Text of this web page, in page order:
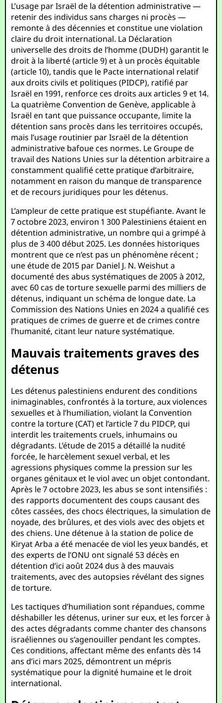
L’usage par Israël de la détention administrative —
retenir des individus sans charges ni procès —
remonte à des décennies et constitue une violation
claire du droit international. La Déclaration
universelle des droits de l’homme (DUDH) garantit le
droit à la liberté (article 9) et à un procès équitable
(article 10), tandis que le Pacte international relatif
aux droits civils et politiques (PIDCP), ratifié par
Israël en 1991, renforce ces droits aux articles 9 et 14.
La quatrième Convention de Genève, applicable à
Israël en tant que puissance occupante, limite la
détention sans procès dans les territoires occupés,
mais l’usage routinier par Israël de la détention
administrative bafoue ces normes. Le Groupe de
travail des Nations Unies sur la détention arbitraire a
constamment qualifié cette pratique d’arbitraire,
notamment en raison du manque de transparence
et de recours juridiques pour les détenus.
L’ampleur de cette pratique est stupéfiante. Avant le
7 octobre 2023, environ 1 300 Palestiniens étaient en
détention administrative, un nombre qui a grimpé à
plus de 3 400 début 2025. Les données historiques
montrent que ce n’est pas un phénomène récent ;
une étude de 2015 par Daniel J. N. Weishut a
documenté des abus systématiques de 2005 à 2012,
avec 60 cas de torture sexuelle parmi des milliers de
détenus, indiquant un schéma de longue date. La
Commission des Nations Unies en 2024 a qualifié ces
pratiques de crimes de guerre et de crimes contre
l’humanité, citant leur nature systématique.
Mauvais traitements graves des
détenus
Les détenus palestiniens endurent des conditions
inimaginables, confrontés à la torture, aux violences
sexuelles et à l’humiliation, violant la Convention
contre la torture (CAT) et l’article 7 du PIDCP, qui
interdit les traitements cruels, inhumains ou
dégradants. L’étude de 2015 a détaillé la nudité
forcée, le harcèlement sexuel verbal, et les
agressions physiques comme la pression sur les
organes génitaux et le viol avec un objet contondant.
Après le 7 octobre 2023, les abus se sont intensifiés :
des rapports documentent des coups causant des
côtes cassées, des chocs électriques, la simulation de
noyade, des brûlures, et des viols avec des objets et
des chiens. Une détenue à la station de police de
Kiryat Arba a été menacée de viol les yeux bandés, et
des experts de l’ONU ont signalé 53 décès en
détention d’ici août 2024 dus à des mauvais
traitements, avec des autopsies révélant des signes
de torture.
Les tactiques d’humiliation sont répandues, comme
déshabiller les détenus, uriner sur eux, et les forcer à
des actes dégradants comme chanter des chansons
israéliennes ou s’agenouiller pendant les comptes.
Ces conditions, affectant même des enfants dès 14
ans d’ici mars 2025, démontrent un mépris
systématique pour la dignité humaine et le droit
international.